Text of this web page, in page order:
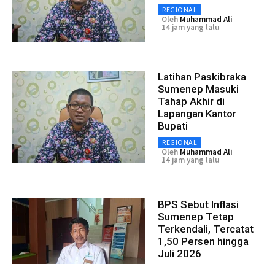
REGIONAL
Oleh Muhammad Ali
14 jam yang lalu
Latihan Paskibraka
Sumenep Masuki
Tahap Akhir di
Lapangan Kantor
Bupati
REGIONAL
Oleh Muhammad Ali
14 jam yang lalu
BPS Sebut Inflasi
Sumenep Tetap
Terkendali, Tercatat
1,50 Persen hingga
Juli 2026